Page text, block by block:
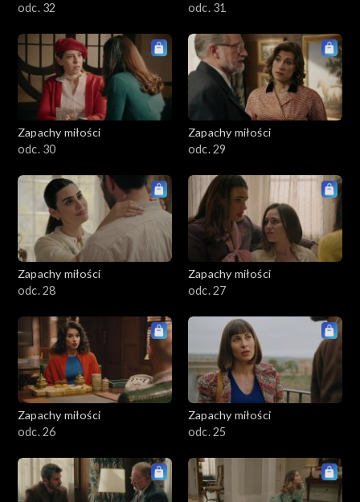
odc. 32 odc. 31
Zapachy miłości
odc. 30
Zapachy miłości
odc. 29
Zapachy miłości
odc. 28
Zapachy miłości
odc. 27
Zapachy miłości
odc. 26
Zapachy miłości
odc. 25